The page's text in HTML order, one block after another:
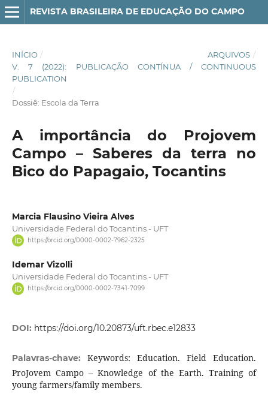
REVISTA BRASILEIRA DE EDUCAÇÃO DO CAMPO
INÍCIO / ARQUIVOS /
V. 7 (2022): PUBLICAÇÃO CONTÍNUA / CONTINUOUS
PUBLICATION
/
Dossiê: Escola da Terra
A importância do Projovem
Campo – Saberes da terra no
Bico do Papagaio, Tocantins
Marcia Flausino Vieira Alves
Universidade Federal do Tocantins - UFT
https://orcid.org/0000-0002-7962-2325
Idemar Vizolli
Universidade Federal do Tocantins - UFT
https://orcid.org/0000-0002-7341-7099
DOI: https://doi.org/10.20873/uft.rbec.e12833
Palavras-chave: Keywords: Education. Field Education.
ProJovem Campo – Knowledge of the Earth. Training of
young farmers/family members.